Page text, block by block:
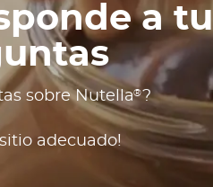
a
sobre Nutella®?
adecuado!